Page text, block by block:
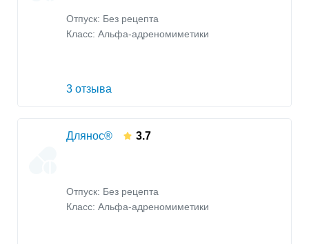
Отпуск: Без рецепта
Класс: Альфа-адреномиметики
3 отзыва
Длянос® 3.7
Отпуск: Без рецепта
Класс: Альфа-адреномиметики